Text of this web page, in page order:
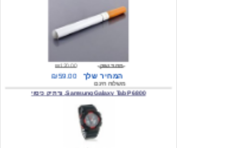
₪120.00
משלוח חינם
Samsung Galaxy Tab P6800, נרתיק כיסוי
המחיר שלך
משלוח חינם